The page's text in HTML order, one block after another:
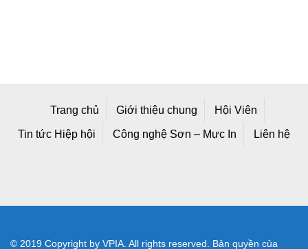
Trang chủ Giới thiệu chung Hội Viên
Tin tức Hiệp hội Công nghệ Sơn – Mực In Liên hệ
© 2019 Copyright by VPIA. All rights reserved. Bản quyền của